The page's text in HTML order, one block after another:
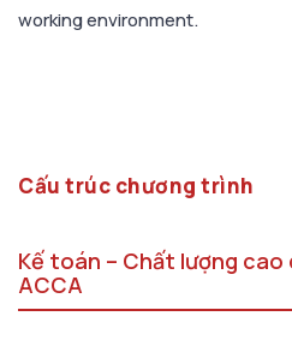
working environment.
Cấu trúc chương trình
Kế toán – Chất lượng cao
ACCA